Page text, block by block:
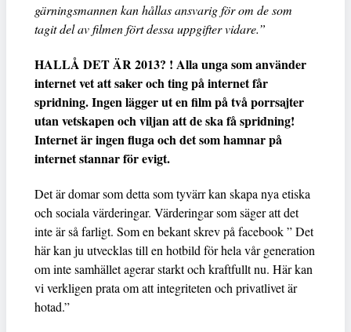
gärningsmannen kan hållas ansvarig för om de som
tagit del av filmen fört dessa uppgifter vidare.”
HALLÅ DET ÄR 2013? ! Alla unga som använder
internet vet att saker och ting på internet får
spridning. Ingen lägger ut en film på två porrsajter
utan vetskapen och viljan att de ska få spridning!
Internet är ingen fluga och det som hamnar på
internet stannar för evigt.
Det är domar som detta som tyvärr kan skapa nya etiska
och sociala värderingar. Värderingar som säger att det
inte är så farligt. Som en bekant skrev på facebook ” Det
här kan ju utvecklas till en hotbild för hela vår generation
om inte samhället agerar starkt och kraftfullt nu. Här kan
vi verkligen prata om att integriteten och privatlivet är
hotad.”